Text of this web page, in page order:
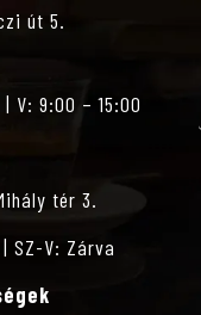
út 5.
V: 9:00 – 15:00
tér 3.
SZ-V: Zárva